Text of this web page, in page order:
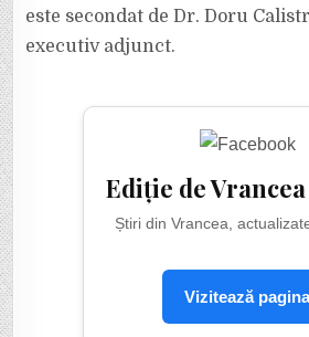
este secondat de Dr. Doru
executiv adjunct.
Ediție de
Știri din Vrancea,
Vizitează pagina